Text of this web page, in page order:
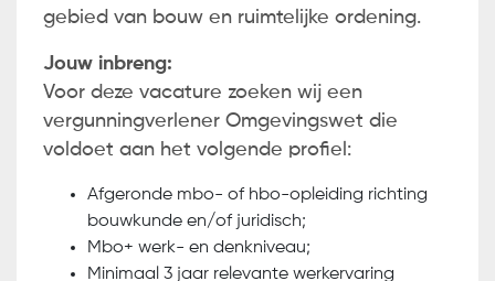
gebied van bouw en ruimtelijke ordening.
Jouw inbreng:
Voor deze vacature zoeken wij een
vergunningverlener Omgevingswet die
voldoet aan het volgende profiel:
Afgeronde mbo- of hbo-opleiding richting
bouwkunde en/of juridisch;
Mbo+ werk- en denkniveau;
Minimaal 3 jaar relevante werkervaring